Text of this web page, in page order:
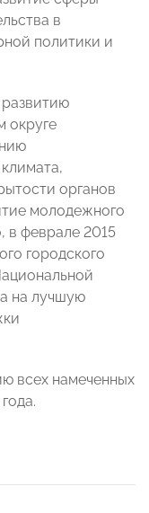
в
политики и
округе
органов
молодежного
в феврале 2015
городского
на лучшую
всех намеченных